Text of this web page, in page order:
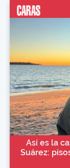
Así es la
Suárez: